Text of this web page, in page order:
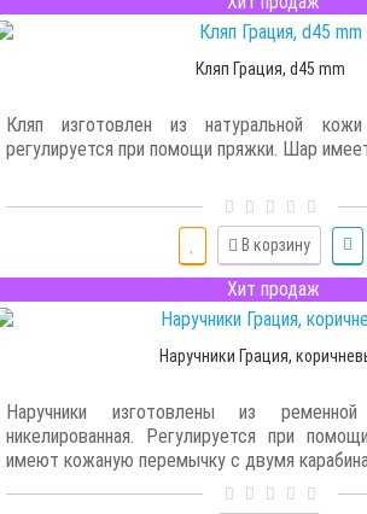
Кляп Грация, d45 mm
Кляп изготовлен из натуральной
регулируется при помощи пряжки. Шар
В корзину
Хит продаж
Наручники Грация,
Наручники изготовлены из
никелированная. Регулируется при
имеют кожаную перемычку с двумя